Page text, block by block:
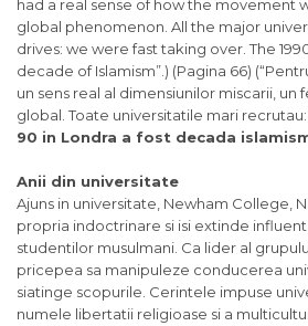
had a real sense of how the movement
global phenomenon. All the major
drives: we were fast taking over. The
decade of Islamism”.) (Pagina 66)
un sens real al dimensiunilor miscarii, un
global. Toate universitatile mari
90 in Londra a fost decada
Anii din universitate
Ajuns in universitate, Newham College,
propria indoctrinare si isi extinde
studentilor musulmani. Ca lider al
pricepea sa manipuleze conducerea
siatinge scopurile. Cerintele impuse
numele libertatii religioase si a